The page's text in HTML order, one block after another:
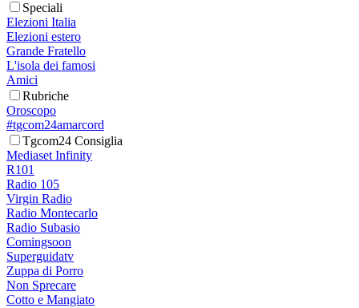
Speciali
Elezioni Italia
Elezioni estero
Grande Fratello
L'isola dei famosi
Amici
Rubriche
Oroscopo
#tgcom24amarcord
Tgcom24 Consiglia
Mediaset Infinity
R101
Radio 105
Virgin Radio
Radio Montecarlo
Radio Subasio
Comingsoon
Superguidatv
Zuppa di Porro
Non Sprecare
Cotto e Mangiato